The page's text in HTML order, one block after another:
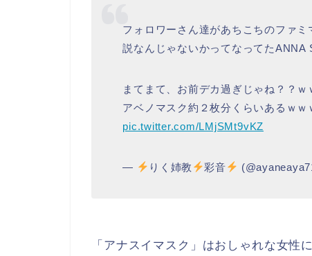
フォロワーさん達があちこちのファ
説なんじゃないかってなってたANNA
まてまて、お前デカ過ぎじゃね？？ｗ
アベノマスク約２枚分くらいあるｗｗ
pic.twitter.com/LMjSMt9vKZ
— りく姉教 彩音
「アナスイマスク」はおしゃれな女性